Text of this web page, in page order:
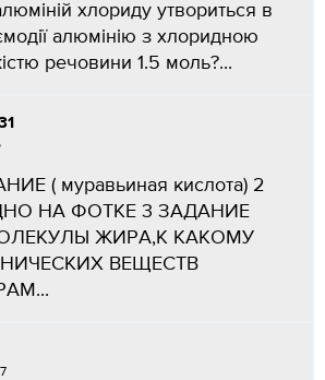
хлориду утвориться в
алюмінію з хлоридною
речовини 1.5 моль?...
( муравьиная кислота) 2
НА ФОТКЕ 3 ЗАДАНИЕ
ЖИРА,К КАКОМУ
ВЕЩЕСТВ